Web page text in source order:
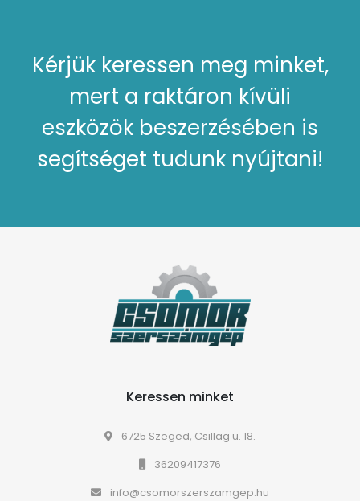
Kérjük keressen meg minket,
mert a raktáron kívüli
eszközök beszerzésében is
segítséget tudunk nyújtani!
Keressen minket
6725 Szeged, Csillag u. 18.
36209417376
info@csomorszerszamgep.hu